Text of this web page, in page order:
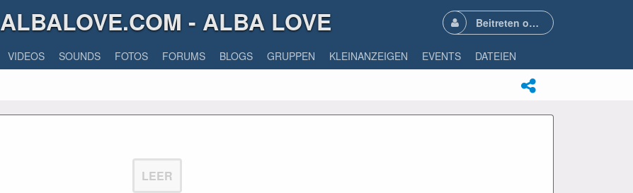
ALBALOVE.COM - ALBA LOVE Beitreten oder Anmelden
VIDEOS SOUNDS FOTOS FORUMS BLOGS GRUPPEN KLEINANZEIGEN EVENTS DATEIEN
LEER